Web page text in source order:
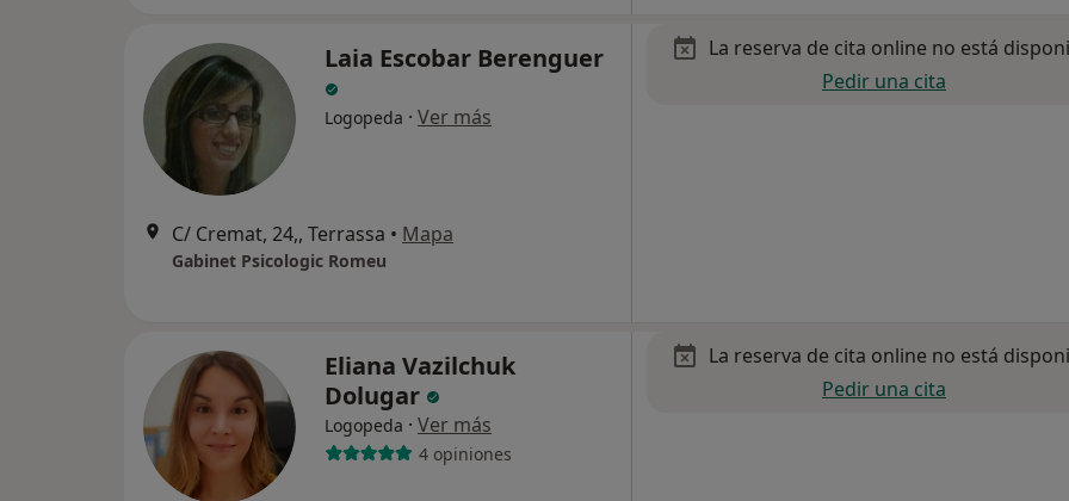
Laia Escobar Berenguer
Logopeda · Ver más
C/ Cremat, 24,, Terrassa • Mapa
Gabinet Psicologic Romeu
La reserva de cita online no está
Pedir una cita
Eliana Vazilchuk
Dolugar
Logopeda · Ver más
4 opiniones
La reserva de cita online no está
Pedir una cita